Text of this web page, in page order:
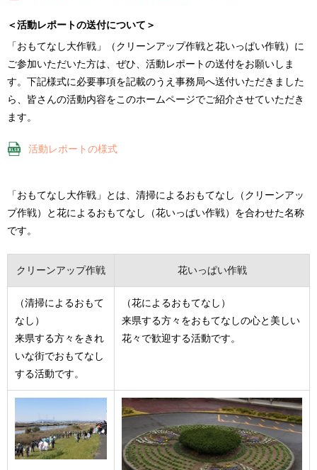
＜活動レポートの送付について＞
「おもてなし大作戦」（クリーンアップ作戦と花いっぱい作戦）に
ご参加いただいた方は、ぜひ、活動レポートの送付をお願いしま
す。下記様式に必要事項を記載のうえ事務局へ送付いただきました
ら、皆さんの活動内容をこのホームページでご紹介させていただき
ます。
活動レポートの様式
「おもてなし大作戦」とは、清掃によるおもてなし（クリーンアッ
プ作戦）と花によるおもてなし（花いっぱい作戦）を合わせた名称
です。
クリーンアップ作戦 花いっぱい作戦
（清掃によるおもて
なし）
来県する方々をきれ
いな街でおもてなし
する活動です。
（花によるおもてなし）
来県する方々をおもてなしの心と美しい
花々で歓迎する活動です。